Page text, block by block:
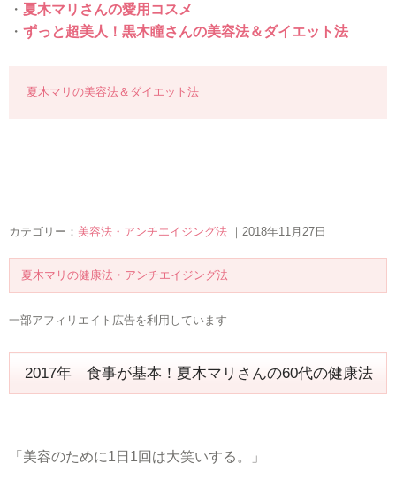
・ 夏木マリさんの愛用コスメ
・ ずっと超美人！黒木瞳さんの美容法＆ダイエット法
夏木マリの美容法＆ダイエット法
カテゴリー： 美容法・アンチエイジング法 ｜2018年11月27日
夏木マリの健康法・アンチエイジング法
一部アフィリエイト広告を利用しています
2017年 食事が基本！夏木マリさんの60代の健康法
「美容のために1日1回は大笑いする。」